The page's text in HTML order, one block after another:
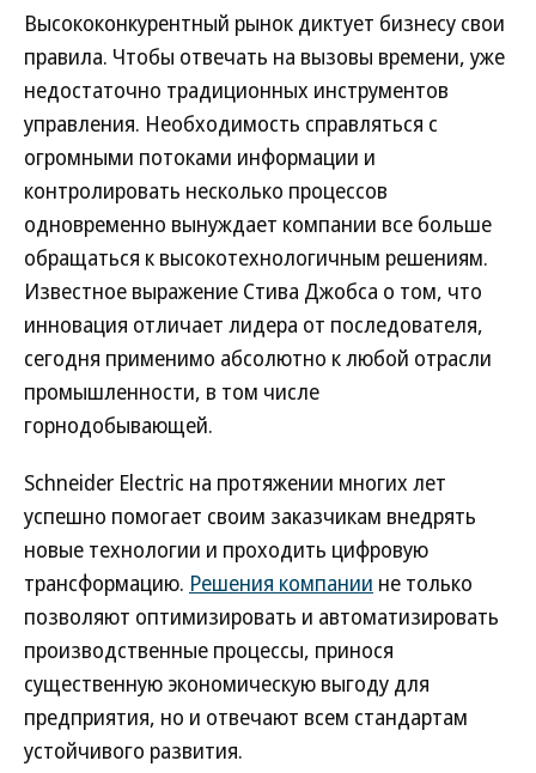
Высококонкурентный рынок диктует бизнесу свои
правила. Чтобы отвечать на вызовы времени, уже
недостаточно традиционных инструментов
управления. Необходимость справляться с
огромными потоками информации и
контролировать несколько процессов
одновременно вынуждает компании все больше
обращаться к высокотехнологичным решениям.
Известное выражение Стива Джобса о том, что
инновация отличает лидера от последователя,
сегодня применимо абсолютно к любой отрасли
промышленности, в том числе
горнодобывающей.
Schneider Electric на протяжении многих лет
успешно помогает своим заказчикам внедрять
новые технологии и проходить цифровую
трансформацию. Решения компании не только
позволяют оптимизировать и автоматизировать
производственные процессы, принося
существенную экономическую выгоду для
предприятия, но и отвечают всем стандартам
устойчивого развития.